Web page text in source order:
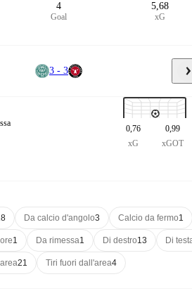
4
Goal
5,68
xG
3 - 3
0,76
xG
0,99
xGOT
Da calcio d'angolo3 Calcio da fermo1
1 Da rimessa1 Di destro13 Di
21 Tiri fuori dall'area4